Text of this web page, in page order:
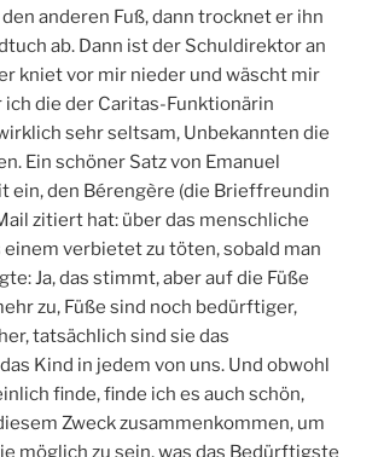
den anderen Fuß, dann trocknet er ihn
ab. Dann ist der Schuldirektor an
kniet vor mir nieder und wäscht mir
ich die der Caritas-Funktionärin
sehr seltsam, Unbekannten die
Ein schöner Satz von Emanuel
ein, den Bérengère (die Brieffreundin
zitiert hat: über das menschliche
einem verbietet zu töten, sobald man
Ja, das stimmt, aber auf die Füße
zu, Füße sind noch bedürftiger,
tatsächlich sind sie das
Kind in jedem von uns. Und obwohl
finde, finde ich es auch schön,
Zweck zusammenkommen, um
möglich zu sein, was das Bedürftigste